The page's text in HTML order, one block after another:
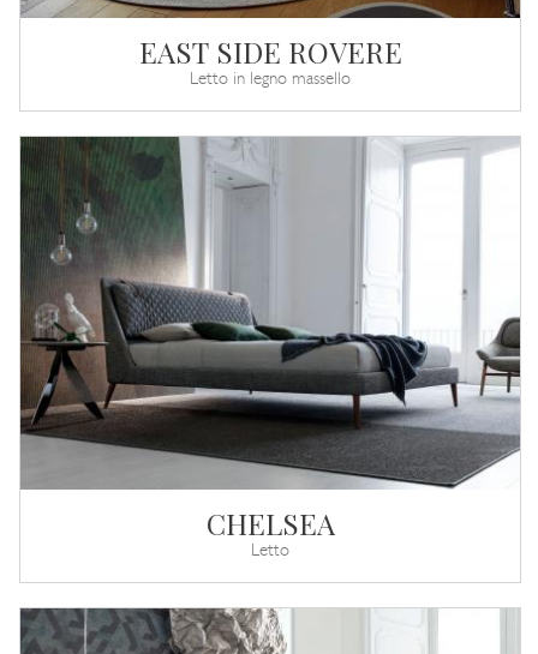
EAST SIDE ROVERE
Letto in legno massello
CHELSEA
Letto